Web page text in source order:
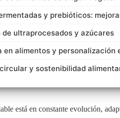
y prebióticos:
de ultraprocesados y azúcares
en alimentos y personalización
y sostenibilidad
está en constante evolución,